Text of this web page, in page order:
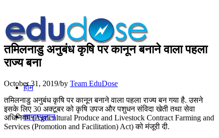
होम
सामान्यज्ञान
तमिलनाडु अनुबंध कृषि पर कानून बनाने वाला पहला
राज्य बना
October 31, 2019/by Team EduDose
तमिलनाडु अनुबंध कृषि पर कानून बनाने वाला पहला राज्य बन गया है. उसने
इसके लिए 30 अक्टूबर को कृषि उपज और पशुधन संविदा खेती तथा सेवा
अधिनियम (Agricultural Produce and Livestock Contract Farming and
Services (Promotion and Facilitation) Act) को मंजूरी दी.